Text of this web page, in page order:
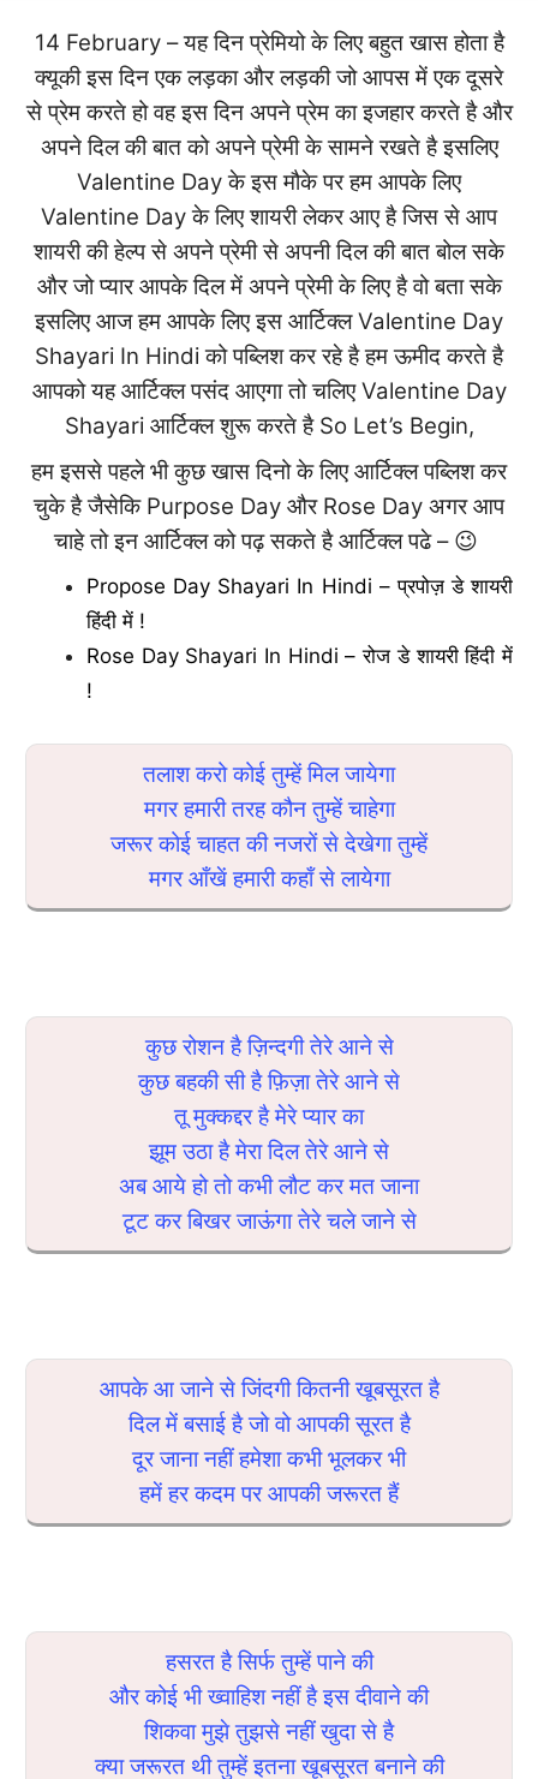
14 February – यह दिन प्रेमियो के लिए बहुत खास होता है
क्यूकी इस दिन एक लड़का और लड़की जो आपस में एक दूसरे
से प्रेम करते हो वह इस दिन अपने प्रेम का इजहार करते है और
अपने दिल की बात को अपने प्रेमी के सामने रखते है इसलिए
Valentine Day के इस मौके पर हम आपके लिए
Valentine Day के लिए शायरी लेकर आए है जिस से आप
शायरी की हेल्प से अपने प्रेमी से अपनी दिल की बात बोल सके
और जो प्यार आपके दिल में अपने प्रेमी के लिए है वो बता सके
इसलिए आज हम आपके लिए इस आर्टिक्ल Valentine Day
Shayari In Hindi को पब्लिश कर रहे है हम ऊमीद करते है
आपको यह आर्टिक्ल पसंद आएगा तो चलिए Valentine Day
Shayari आर्टिक्ल शुरू करते है So Let’s Begin,
हम इससे पहले भी कुछ खास दिनो के लिए आर्टिक्ल पब्लिश कर
चुके है जैसेकि Purpose Day और Rose Day अगर आप
चाहे तो इन आर्टिक्ल को पढ़ सकते है आर्टिक्ल पढे – 😉
Propose Day Shayari In Hindi – प्रपोज़ डे शायरी
हिंदी में !
Rose Day Shayari In Hindi – रोज डे शायरी हिंदी में
!
तलाश करो कोई तुम्हें मिल जायेगा
मगर हमारी तरह कौन तुम्हें चाहेगा
जरूर कोई चाहत की नजरों से देखेगा तुम्हें
मगर आँखें हमारी कहाँ से लायेगा
कुछ रोशन है ज़िन्दगी तेरे आने से
कुछ बहकी सी है फ़िज़ा तेरे आने से
तू मुक्कद्दर है मेरे प्यार का
झूम उठा है मेरा दिल तेरे आने से
अब आये हो तो कभी लौट कर मत जाना
टूट कर बिखर जाऊंगा तेरे चले जाने से
आपके आ जाने से जिंदगी कितनी खूबसूरत है
दिल में बसाई है जो वो आपकी सूरत है
दूर जाना नहीं हमेशा कभी भूलकर भी
हमें हर कदम पर आपकी जरूरत हैं
हसरत है सिर्फ तुम्हें पाने की
और कोई भी ख्वाहिश नहीं है इस दीवाने की
शिकवा मुझे तुझसे नहीं खुदा से है
क्या जरूरत थी तुम्हें इतना खूबसूरत बनाने की